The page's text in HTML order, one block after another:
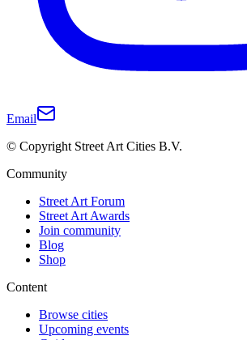
Email
© Copyright Street Art Cities B.V.
Community
Street Art Forum
Street Art Awards
Join community
Blog
Shop
Content
Browse cities
Upcoming events